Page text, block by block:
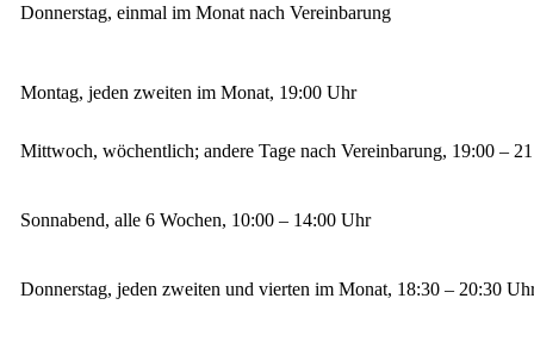
Donnerstag, einmal im Monat nach Vereinbarung
Montag, jeden zweiten im Monat, 19:00 Uhr
Mittwoch, wöchentlich; andere Tage nach Vereinbarung, 19:00 –
Sonnabend, alle 6 Wochen, 10:00 – 14:00 Uhr
Donnerstag, jeden zweiten und vierten im Monat, 18:30 – 20:30